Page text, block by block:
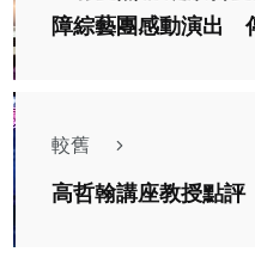
障綜藝團感動演出
較舊
高哲翰講座教授點評